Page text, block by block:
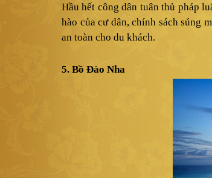
Hầu hết công dân tuân thủ pháp
hào của cư dân, chính sách súng
an toàn cho du khách.
5. Bồ Đào Nha